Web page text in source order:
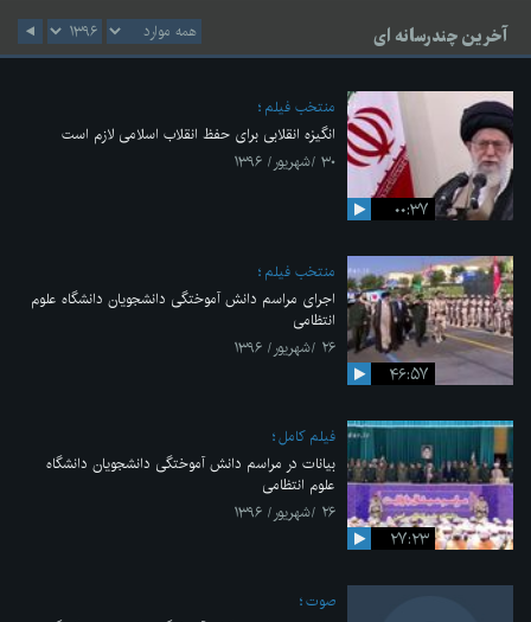
آخرین چندرسانه ای
۰۰:۳۷
منتخب فیلم
انگیزه انقلابی برای حفظ انقلاب اسلامی لازم است
۳۰ /شهریور/ ۱۳۹۶
۴۶:۵۷
منتخب فیلم
اجرای مراسم دانش آموختگی دانشجویان دانشگاه علوم
انتظامی
۲۶ /شهریور/ ۱۳۹۶
۲۷:۲۳
فیلم کامل
بیانات در مراسم دانش آموختگی دانشجویان دانشگاه
علوم انتظامی
۲۶ /شهریور/ ۱۳۹۶
صوت